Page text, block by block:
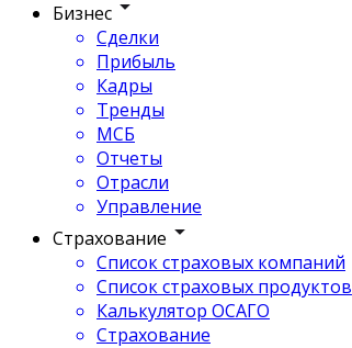
Бизнес
Сделки
Прибыль
Кадры
Тренды
МСБ
Отчеты
Отрасли
Управление
Страхование
Список страховых компаний
Список страховых продуктов
Калькулятор ОСАГО
Страхование